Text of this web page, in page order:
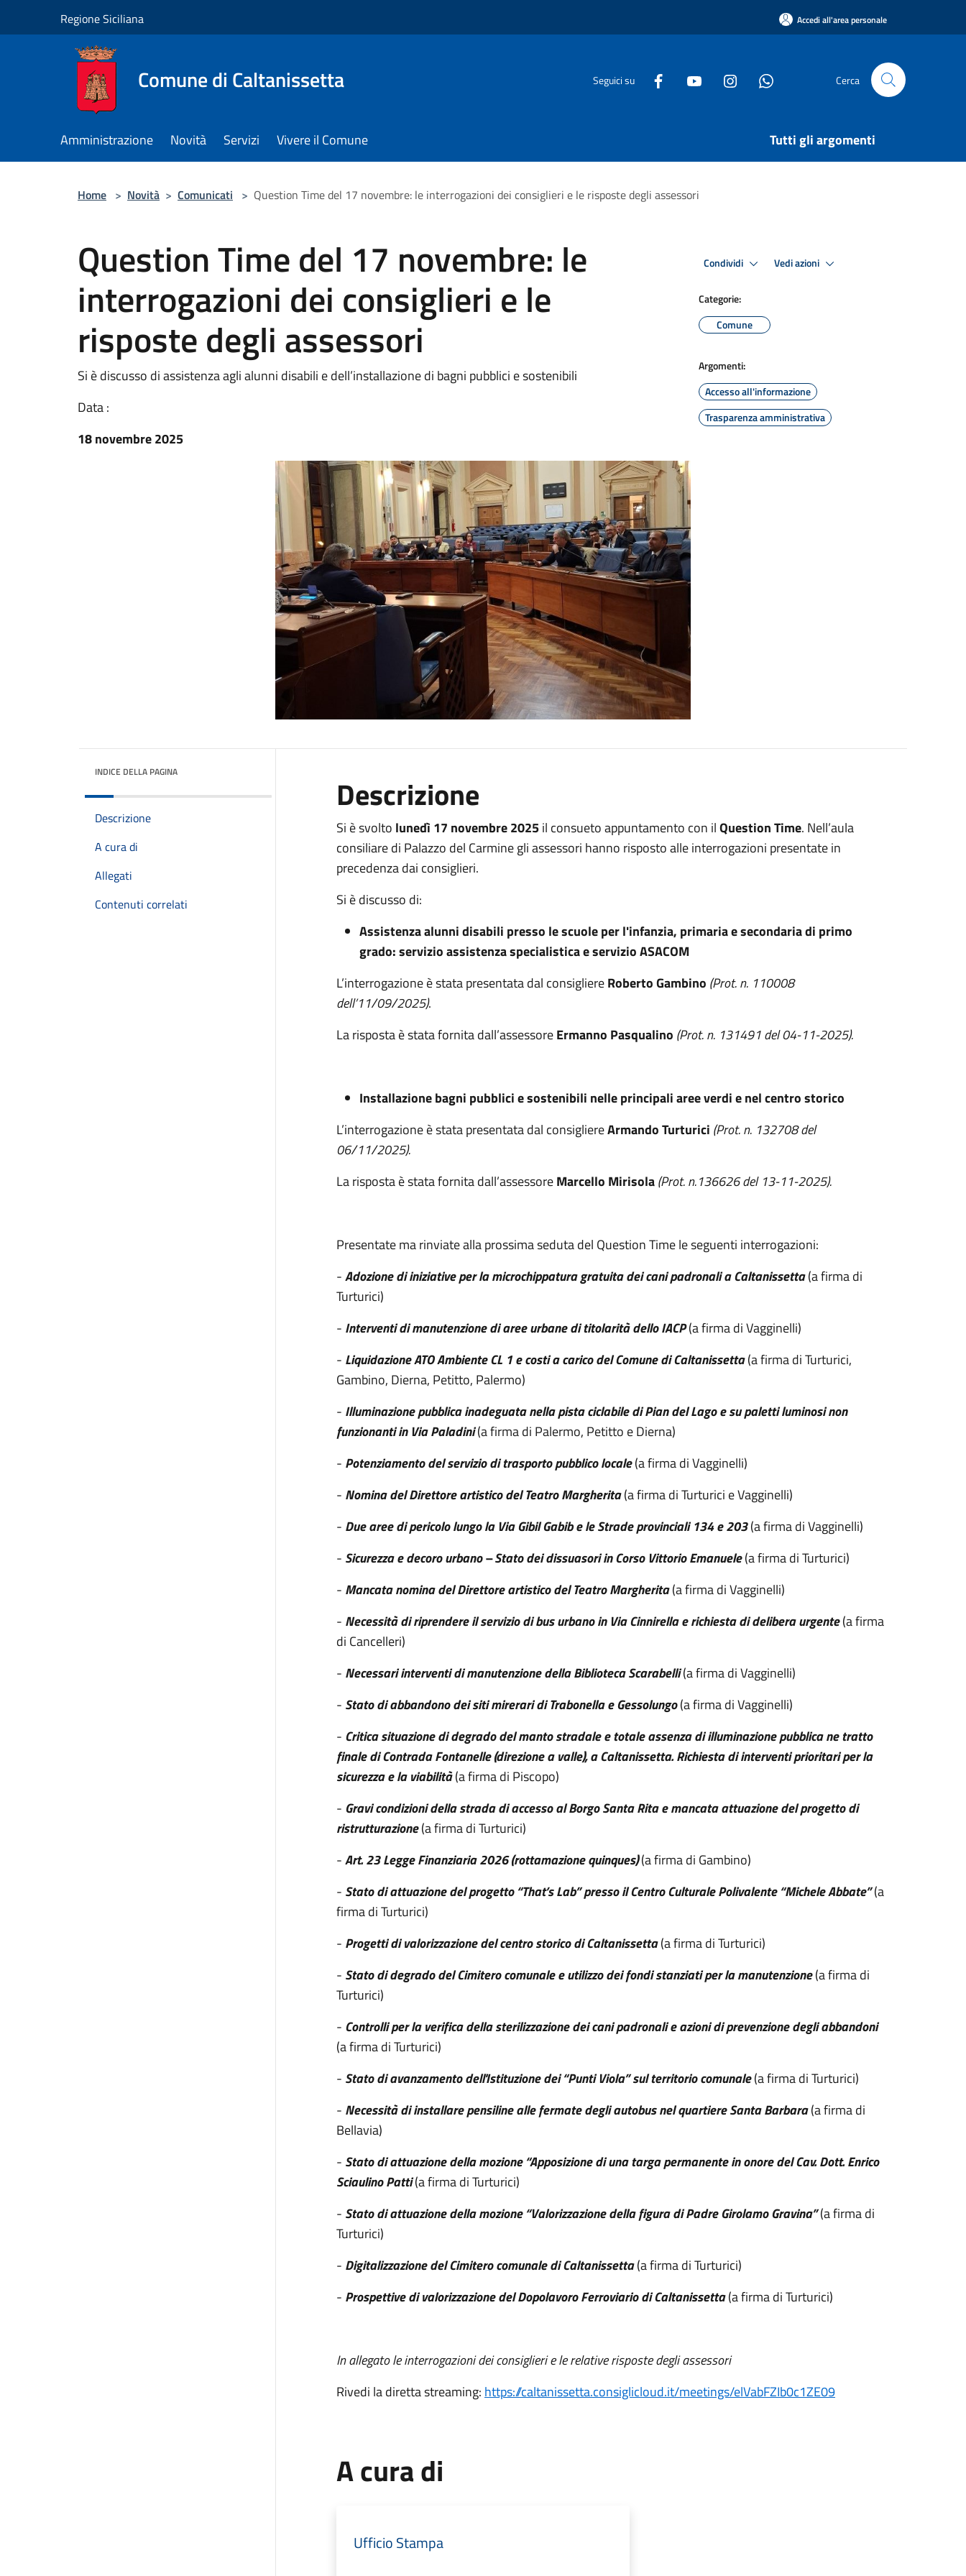
Regione Siciliana Accedi all'area personale
Comune di Caltanissetta Seguici su Cerca
Amministrazione Novità Servizi Vivere il Comune Tutti gli argomenti
Home > Novità > Comunicati > Question Time del 17 novembre: le interrogazioni dei consiglieri e le risposte degli assessori
Question Time del 17 novembre: le
interrogazioni dei consiglieri e le
risposte degli assessori
Si è discusso di assistenza agli alunni disabili e dell’installazione di bagni pubblici e sostenibili
Data :
18 novembre 2025
Condividi Vedi azioni
Categorie:
Comune
Argomenti:
Accesso all'informazione
Trasparenza amministrativa
INDICE DELLA PAGINA
Descrizione
A cura di
Allegati
Contenuti correlati
Descrizione
Si è svolto lunedì 17 novembre 2025il consueto appuntamento con ilQuestion Time. Nell’aula
consiliare di Palazzo del Carmine gli assessori hanno risposto alle interrogazioni presentate in
precedenza dai consiglieri.
Si è discusso di:
Assistenza alunni disabili presso le scuole per l'infanzia, primaria e secondaria di primo
grado: servizio assistenza specialistica e servizio ASACOM
L’interrogazione è stata presentata dal consigliereRoberto Gambino (Prot. n. 110008
dell’11/09/2025).
La risposta è stata fornita dall’assessoreErmanno Pasqualino (Prot. n. 131491 del 04-11-2025).
Installazione bagni pubblici e sostenibili nelle principali aree verdi e nel centro storico
L’interrogazione è stata presentata dal consigliereArmando Turturici (Prot. n. 132708 del
06/11/2025).
La risposta è stata fornita dall’assessoreMarcello Mirisola(Prot. n.136626 del 13-11-2025).
Presentate ma rinviate alla prossima seduta del Question Time le seguenti interrogazioni:
-Adozione di iniziative per la microchippatura gratuita dei cani padronali a Caltanissetta(a firma di
Turturici)
- Interventi di manutenzione di aree urbane di titolarità dello IACP(a firma di Vagginelli)
- Liquidazione ATO Ambiente CL 1 e costi a carico del Comune di Caltanissetta(a firma di Turturici,
Gambino, Dierna, Petitto, Palermo)
- Illuminazione pubblica inadeguata nella pista ciclabile di Pian del Lago e su paletti luminosi non
funzionanti in Via Paladini(a firma di Palermo, Petitto e Dierna)
- Potenziamento del servizio di trasporto pubblico locale(a firma di Vagginelli)
- Nomina del Direttore artistico del Teatro Margherita(a firma di Turturici e Vagginelli)
- Due aree di pericolo lungo la Via Gibil Gabib e le Strade provinciali 134 e 203(a firma di Vagginelli)
- Sicurezza e decoro urbano – Stato dei dissuasori in Corso Vittorio Emanuele(a firma di Turturici)
- Mancata nomina del Direttore artistico del Teatro Margherita(a firma di Vagginelli)
- Necessità di riprendere il servizio di bus urbano in Via Cinnirella e richiesta di delibera urgente(a firma
di Cancelleri)
- Necessari interventi di manutenzione della Biblioteca Scarabelli(a firma di Vagginelli)
- Stato di abbandono dei siti mirerari di Trabonella e Gessolungo(a firma di Vagginelli)
- Critica situazione di degrado del manto stradale e totale assenza di illuminazione pubblica ne tratto
finale di Contrada Fontanelle (direzione a valle), a Caltanissetta. Richiesta di interventi prioritari per la
sicurezza e la viabilità(a firma di Piscopo)
- Gravi condizioni della strada di accesso al Borgo Santa Rita e mancata attuazione del progetto di
ristrutturazione(a firma di Turturici)
-Art. 23 Legge Finanziaria 2026 (rottamazione quinques)(a firma di Gambino)
- Stato di attuazione del progetto “That’s Lab” presso il Centro Culturale Polivalente “Michele Abbate”(a
firma di Turturici)
- Progetti di valorizzazione del centro storico di Caltanissetta(a firma di Turturici)
- Stato di degrado del Cimitero comunale e utilizzo dei fondi stanziati per la manutenzione(a firma di
Turturici)
- Controlli per la verifica della sterilizzazione dei cani padronali e azioni di prevenzione degli abbandoni
(a firma di Turturici)
- Stato di avanzamento dell'Istituzione dei “Punti Viola” sul territorio comunale(a firma di Turturici)
- Necessità di installare pensiline alle fermate degli autobus nel quartiere Santa Barbara(a firma di
Bellavia)
- Stato di attuazione della mozione “Apposizione di una targa permanente in onore del Cav. Dott. Enrico
Sciaulino Patti(a firma di Turturici)
- Stato di attuazione della mozione “Valorizzazione della figura di Padre Girolamo Gravina”(a firma di
Turturici)
- Digitalizzazione del Cimitero comunale di Caltanissetta(a firma di Turturici)
- Prospettive di valorizzazione del Dopolavoro Ferroviario di Caltanissetta(a firma di Turturici)
In allegato le interrogazioni dei consiglieri e le relative risposte degli assessori
Rivedi la diretta streaming: https://caltanissetta.consiglicloud.it/meetings/elVabFZIb0c1ZE09
A cura di
Ufficio Stampa